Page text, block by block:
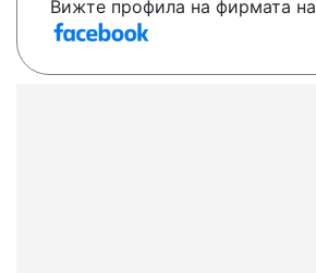
Вижте профила на фирмата на